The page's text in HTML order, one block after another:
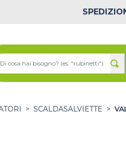
> SCALDASALVIETTE >